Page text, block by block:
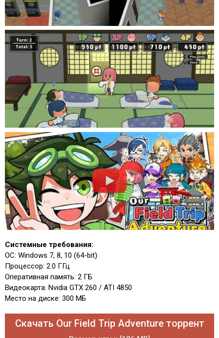
Системные требования:
ОС: Windows 7, 8, 10 (64-bit)
Процессор: 2.0 ГГц
Оперативная память: 2 ГБ
Видеокарта: Nvidia GTX 260 / ATI 4850
Место на диске: 300 МБ
Скачать Our Field Trip Adventure торрент